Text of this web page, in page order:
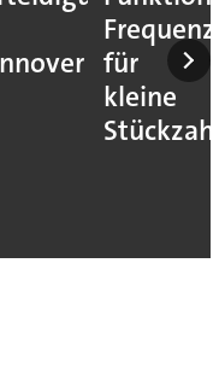
für
kleine